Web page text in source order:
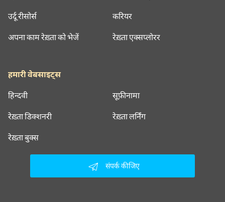
उर्दू रीसोर्स
अपना काम रेख़्ता को भेजें
करियर
रेख़्ता एक्सप्लोरर
हमारी वेबसाइट्स
हिन्दवी सूफ़ीनामा
रेख़्ता डिक्शनरी रेख़्ता लर्निंग
रेख़्ता बुक्स
संपर्क कीजिए